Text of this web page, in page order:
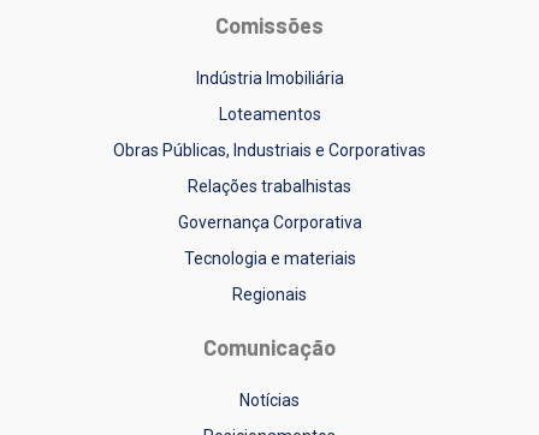
Comissões
Indústria Imobiliária
Loteamentos
Obras Públicas, Industriais e Corporativas
Relações trabalhistas
Governança Corporativa
Tecnologia e materiais
Regionais
Comunicação
Notícias